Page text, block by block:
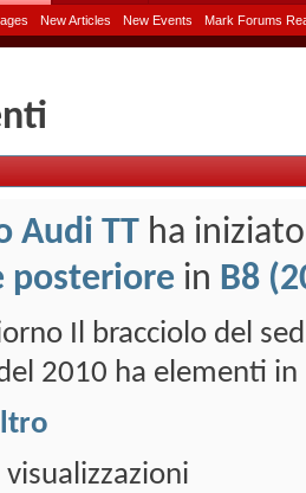
New Articles New Events Mark Forums
Audi TT ha
posteriore in B8
Il bracciolo del
2010 ha elementi in